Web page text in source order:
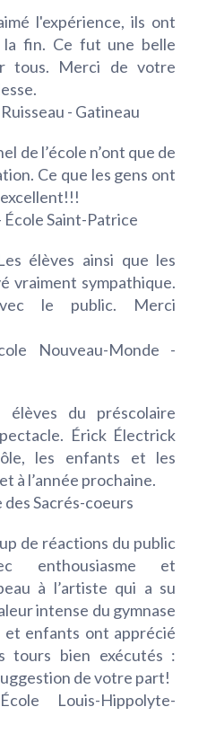
l'expérience, ils ont
fin. Ce fut une belle
tous. Merci de votre
- Gatineau
de l’école n’ont que de
Ce que les gens ont
École Saint-Patrice
élèves ainsi que les
vraiment sympathique.
le public. Merci
Nouveau-Monde -
élèves du préscolaire
Érick Électrick
les enfants et les
à l’année prochaine.
des Sacrés-coeurs
de réactions du public
enthousiasme et
à l’artiste qui a su
intense du gymnase
enfants ont apprécié
tours bien exécutés :
de votre part!
Louis-Hippolyte-